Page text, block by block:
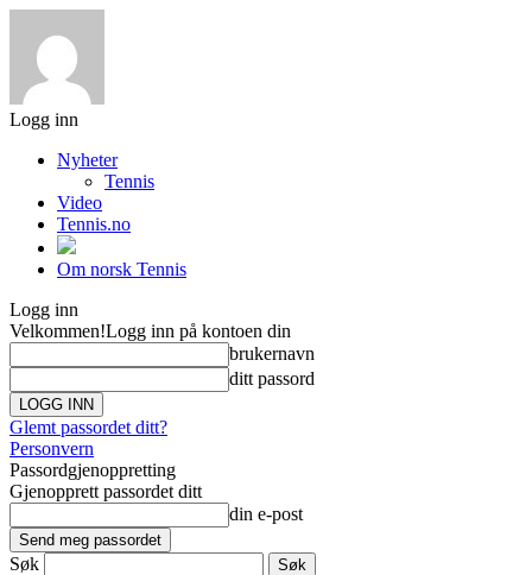
Logg inn
Nyheter
Tennis
Video
Tennis.no
Om norsk Tennis
Logg inn
Velkommen!Logg inn på kontoen din
brukernavn
ditt passord
Glemt passordet ditt?
Personvern
Passordgjenoppretting
Gjenopprett passordet ditt
din e-post
Søk